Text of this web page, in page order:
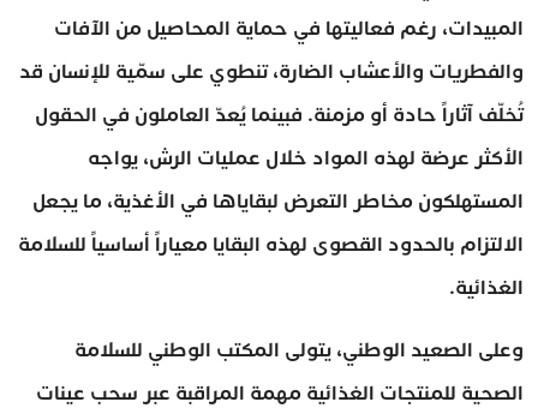
المبيدات، رغم فعاليتها في حماية المحاصيل من الآفات
والفطريات والأعشاب الضارة، تنطوي على سمّية للإنسان قد
تُخلّف آثاراً حادة أو مزمنة. فبينما يُعدّ العاملون في الحقول
الأكثر عرضة لهذه المواد خلال عمليات الرش، يواجه
المستهلكون مخاطر التعرض لبقاياها في الأغذية، ما يجعل
الالتزام بالحدود القصوى لهذه البقايا معياراً أساسياً للسلامة
الغذائية.
وعلى الصعيد الوطني، يتولى المكتب الوطني للسلامة
الصحية للمنتجات الغذائية مهمة المراقبة عبر سحب عينات